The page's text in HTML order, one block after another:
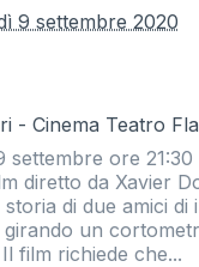
9 settembre 2020
- Cinema Teatro
settembre ore 21:30
diretto da Xavier
di due amici di
un
film richiede che...